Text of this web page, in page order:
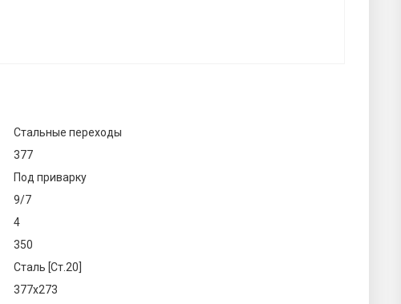
Стальные переходы
377
Под приварку
9/7
4
350
Cталь [Ст.20]
377х273